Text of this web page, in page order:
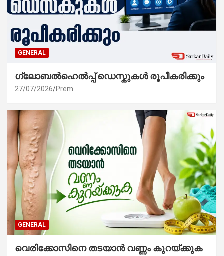
GENERAL
ഗ്ലോബൽഹെൽപ്പ് ഡെസ്കുകൾ രൂപീകരിക്കും
27/07/2026 Prem
GENERAL
വെരിക്കോസിനെ തടയാൻ വണ്ണം കുറയ്ക്കുക